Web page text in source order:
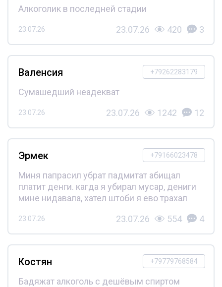
Алкоголик в последней стадии
23.07.26 23.07.26 420 3
+79262283179
Валенсия
Сумашедший неадекват
23.07.26 23.07.26 1242 12
+79166023478
Эрмек
Миня папрасил убрат падмитат абищал
платит денги. кагда я убирал мусар, дениги
мине нидавала, хател штоби я ево трахал
23.07.26 23.07.26 554 4
+79779768584
Костян
Бадяжат алкоголь с дешёвым спиртом